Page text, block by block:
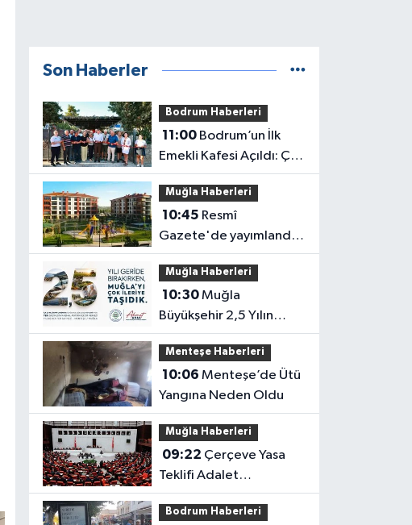
Son Haberler
Bodrum Haberleri
11:00Bodrum’un İlk
Emekli Kafesi Açıldı: Çay
5 TL
Muğla Haberleri
10:45
Gazete'de yayımlandı:
Muğla'da taşınmazı
bulunanları ilgilendiren
uygulama resmen
başladı
Muğla Haberleri
10:30Muğla
Büyükşehir 2,5 Yılın
Karnesini Açıklayacak
Menteşe Haberleri
10:06
Yangına Neden Oldu
Muğla Haberleri
09:22
Teklifi Adalet
Komisyonu’nda Kabul
Edildi
Bodrum Haberleri